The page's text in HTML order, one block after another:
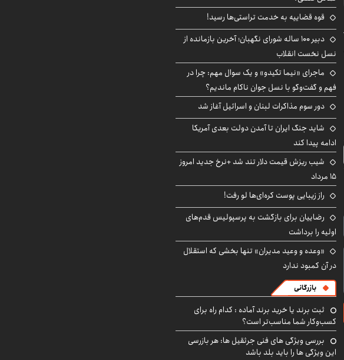
قوه قضاییه به خدمت تراستی‌ها رسید!
دبیر ۱۰۰ ساله شورای نگهبان؛ آخرین بازمانده از
نسل نخست انقلاب
ماجرای «نیما تکیدو» و یک سوال مهم: چرا در
فهم و گفت‌وگو با نسل جوان ناکام ماندیم؟
دور سوم مذاکرات لبنان و اسرائیل آغاز شد
شاید جنگ ایران تا آمدن دولت بعدی آمریکا
ادامه پیدا کند
شیب ریزش قیمت دلار تند شد +نرخ جدید امروز
۱۵ مرداد
راز زیبایی پوست کره‌ای‌ها لو رفت!
رضاییان برای بازگشت به پرسپولیس قدم‌های
اولیه را برداشت
«وعده و وعید مدیران» تنها بخشی که استقلال
در آن کمبود ندارد
بازرگانی
ثبت برند یا خرید برند آماده : کدام راه برای
کسب‌وکار شما مناسب‌تر است؟
بررسی ویژگی های فنی جرثقیل ها: هر بازرسی
این ویژگی ها را باید بلد باشد